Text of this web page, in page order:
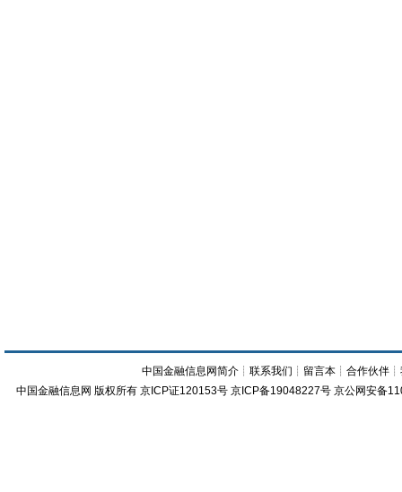
中国金融信息网简介 ┊联系我们 ┊ 留言本 ┊合作伙伴 ┊
中国金融信息网 版权所有 京ICP证120153号 京ICP备19048227号 京公网安备